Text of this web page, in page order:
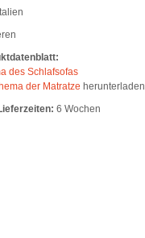
Italien
des Schlafsofas
der Matratze herunterladen
6 Wochen